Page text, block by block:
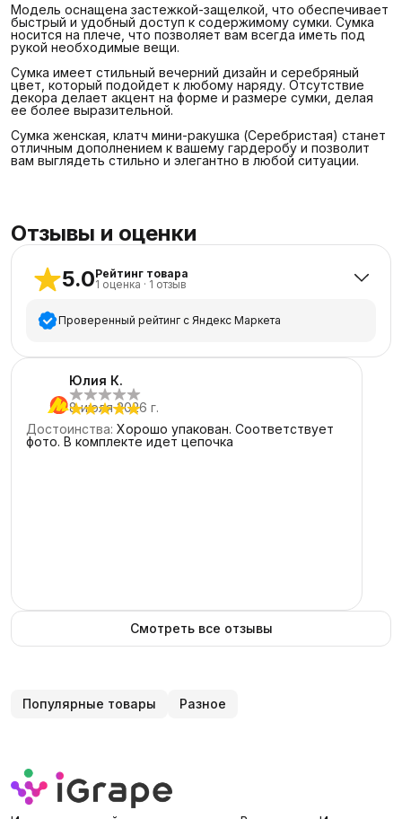
Модель оснащена застежкой-защелкой, что обеспечивает
быстрый и удобный доступ к содержимому сумки. Сумка
носится на плече, что позволяет вам всегда иметь под
рукой необходимые вещи.
Сумка имеет стильный вечерний дизайн и серебряный
цвет, который подойдет к любому наряду. Отсутствие
декора делает акцент на форме и размере сумки, делая
ее более выразительной.
Сумка женская, клатч мини-ракушка (Серебристая) станет
отличным дополнением к вашему гардеробу и позволит
вам выглядеть стильно и элегантно в любой ситуации.
Отзывы и оценки
5.0Рейтинг товара
1 оценка · 1 отзыв
Проверенный рейтинг с Яндекс Маркета
5 звёзд
1
звезды
звезды
2 звезды
Юлия К.
8 июля 2026 г.
Достоинства: Хорошо упакован. Соответствует
фото. В комплекте идет цепочка
Смотреть все отзывы
Популярные товары Разное